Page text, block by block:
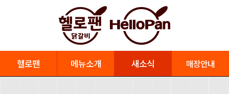
헬로팬 메뉴소개 새소식 매장안내